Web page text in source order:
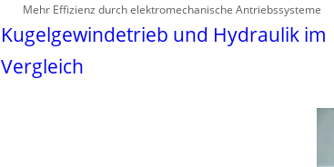
Mehr Effizienz durch elektromechanische Antriebssysteme
Kugelgewindetrieb und Hydraulik im
Vergleich